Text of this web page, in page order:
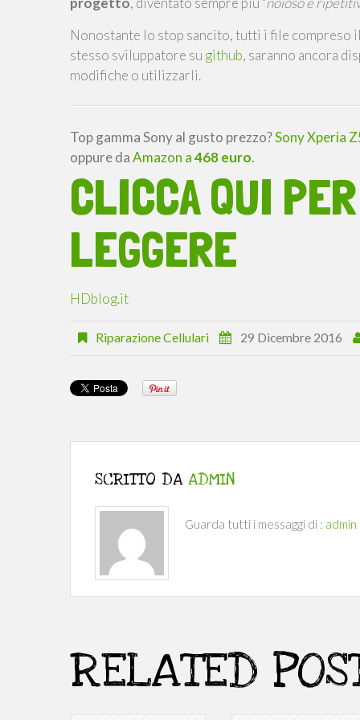
Nonostante lo stop sancito, tutti i file
stesso sviluppatore su github, saranno ancora
modifiche o utilizzarli.
Top gamma Sony al gusto prezzo?Sony Xperia
oppure daAmazon a468 euro.
CLICCA QUI
LEGGERE
HDblog.it
Riparazione Cellulari 29 Dicembre 2016
SCRITTO DA ADMIN
Guarda tutti i messaggi di : admin
RELATED